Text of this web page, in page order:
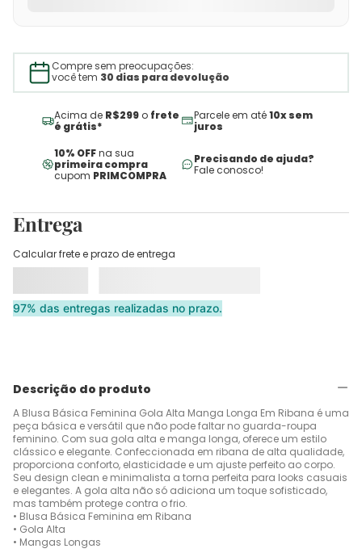
Compre sem preocupações:
você tem 30 dias para devolução
Acima de R$299 o frete
é grátis*
Parcele em até10x sem
juros
10% OFFna sua
primeira compra
cupom PRIMCOMPRA
Precisando de ajuda?
Fale conosco!
Entrega
Calcular frete e prazo de entrega
97% das entregas realizadas no prazo.
Descrição do produto
A Blusa Básica Feminina Gola Alta Manga Longa Em Ribana é uma
peça básica e versátil que não pode faltar no guarda-roupa
feminino. Com sua gola alta e manga longa, oferece um estilo
clássico e elegante. Confeccionada em ribana de alta qualidade,
proporciona conforto, elasticidade e um ajuste perfeito ao corpo.
Seu design clean e minimalista a torna perfeita para looks casuais
e elegantes. A gola alta não só adiciona um toque sofisticado,
mas também protege contra o frio.
• Blusa Básica Feminina em Ribana
• Gola Alta
• Mangas Longas